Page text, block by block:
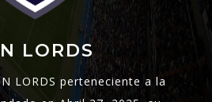
LORDS
LORDS perteneciente a la